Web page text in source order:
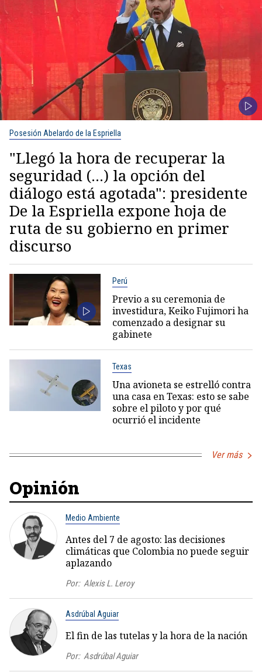
Posesión Abelardo de la Espriella
"Llegó la hora de recuperar la
seguridad (...) la opción del
diálogo está agotada": presidente
De la Espriella expone hoja de
ruta de su gobierno en primer
discurso
Perú
Previo a su ceremonia de
investidura, Keiko Fujimori ha
comenzado a designar su
gabinete
Texas
Una avioneta se estrelló contra
una casa en Texas: esto se sabe
sobre el piloto y por qué
ocurrió el incidente
Ver más
Opinión
Medio Ambiente
Antes del 7 de agosto: las decisiones
climáticas que Colombia no puede seguir
aplazando
Por: Alexis L. Leroy
Asdrúbal Aguiar
El fin de las tutelas y la hora de la nación
Por: Asdrúbal Aguiar